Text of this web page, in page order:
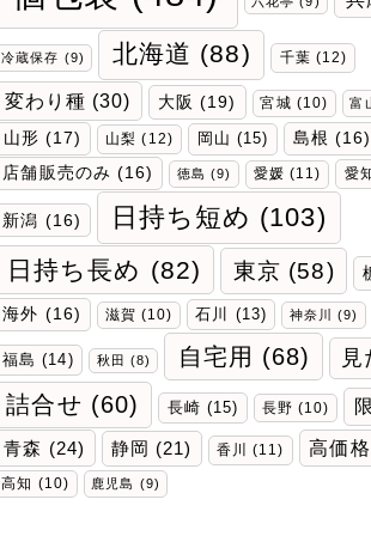
冷蔵保存 (9) 北海道 (88) 千葉 (12)
変わり種 (30) 大阪 (19) 宮城 (10) 富
山形 (17) 山梨 (12) 岡山 (15) 島根 (16)
店舗販売のみ (16) 徳島 (9) 愛媛 (11) 愛
新潟 (16) 日持ち短め (103)
日持ち長め (82) 東京 (58)
海外 (16) 滋賀 (10) 石川 (13) 神奈川 (9)
福島 (14) 秋田 (8) 自宅用 (68)
詰合せ (60) 長崎 (15) 長野 (10)
青森 (24) 静岡 (21) 香川 (11) 高価
高知 (10) 鹿児島 (9)